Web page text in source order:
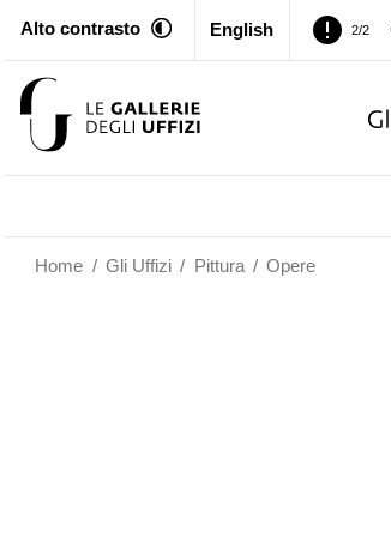
Alto contrasto English
Home / Gli Uffizi / Pittura / Opere